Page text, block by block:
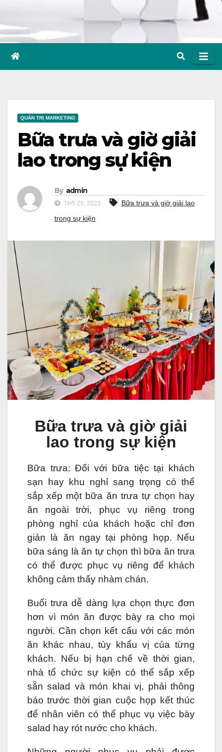
QUẢN TRỊ MARKETING
Bữa trưa và giờ giải
lao trong sự kiện
By admin
TH5 25, 2023
Bữa trưa và giờ giải lao
trong sự kiện
Bữa trưa và giờ giải
lao trong sự kiện
Bữa trưa: Đối với bữa tiệc tại khách
sạn hay khu nghỉ sang trọng có thể
sắp xếp một bữa ăn trưa tự chọn hay
ăn ngoài trời, phục vụ riêng trong
phòng nghỉ của khách hoặc chỉ đơn
giản là ăn ngay tại phòng họp. Nếu
bữa sáng là ăn tự chọn thì bữa ăn trưa
có thể được phục vụ riêng để khách
không cảm thấy nhàm chán.
Buổi trưa dễ dàng lựa chọn thực đơn
hơn vì món ăn được bày ra cho mọi
người. Cần chọn kết cấu với các món
ăn khác nhau, tùy khẩu vị của từng
khách. Nếu bị hạn chế về thời gian,
nhà tổ chức sự kiện có thể sắp xếp
sẵn salad và món khai vị, phải thông
báo trước thời gian cuộc họp kết thúc
để nhân viên có thể phục vụ việc bày
salad hay rót nước cho khách.